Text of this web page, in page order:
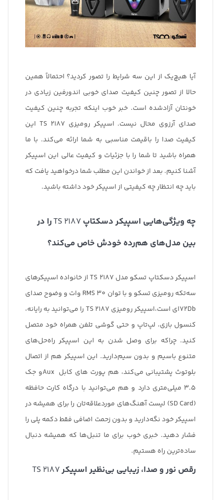
آیا هیچ‌یک از این سه شرایط را تصور کردید؟ احتمالاً همین
حالا از تصور چنین کیفیت صدای خوبی اندورفین زیادی در
خونتان آزادشده است. خبر خوب اینکه تجربه چنین کیفیت
صدای آرزوی محال نیست. اسپیکر رومیزی TS 2187 این
کیفیت صدا را باقیمت مناسبی به شما ارائه می‌کند. با ما
همراه باشید تا شما را با جزئیات و کیفیت عالی این اسپیکر
آشنا کنیم. بعد از خواندن این مطلب شما درخواهید یافت که
باید چه انتظار چه کیفیتی از اسپیکر خود داشته باشید.
چه ویژگی‌هایی اسپیکر دسکتاپTS 2187را در
بین مدل‌های هم‌رده خودش خاص می‌کند؟
اسپیکر دسکتاپ تسکو مدل TS 2187 از خانواده اسپیکرهای
سه‌تکه رومیزی تسکو و با توان RMS 30 وات و وضوح صدای
72Db‌ای است،اسپیکر رومیزی TS 2187 را می‌توانید به رایانه،
کنسول بازی، لپ‌تاپ و حتی گوشی تلفن همراه خود متصل
کنید. چراکه برای وصل شدن به این اسپیکر راه‌حل‌های
متنوع با‌سیم و بدون سیم‌دارید. این اسپیکر هم از اتصال
بلوتوث پشتیبانی می‌کند، هم پورت های کابل Auxو جک
3.5 میلی‌متری دارد و هم می‌توانید با درگاه کارت حافظه
(SD Card) لیست آهنگ‌های موردعلاقه‌تان را برای همیشه در
اسپیکر خود نگه‌دارید و بدون زحمت اضافی فقط دکمه پلی را
فشار دهید. خبری خوب برای ما تنبل‌ها که همیشه دنبال
ساده‌ترین راه هستیم.
رقص نور و صدا، زیبایی بی‌نظیر اسپیکرTS 2187